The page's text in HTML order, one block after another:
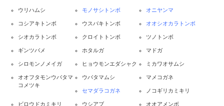
ウリハムシ モノサシトンボ オニヤンマ
コシアキトンボ ウスバキトンボ オオシオカラトンボ
シオカラトンボ クロイトトンボ ツノトンボ
ギンツバメ ホタルガ マドガ
シロモンノメイガ ヒョウモンエダシャク ミカワオサムシ
オオフタモンウバタマ
コメツキ
ウバタマムシ マメコガネ
セマダラコガネ ノコギリカミキリ
ビロウドカミキリ ウシアブ オオアメンボ